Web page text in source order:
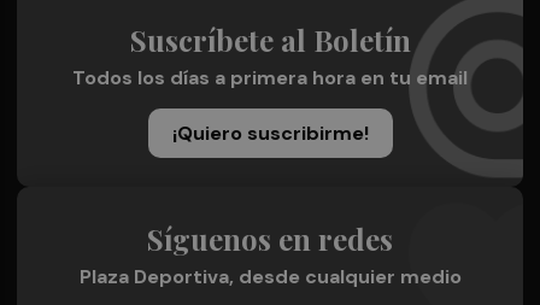
Suscríbete al Boletín
Todos los días a primera hora en tu email
¡Quiero suscribirme!
Síguenos en redes
Plaza Deportiva, desde cualquier medio